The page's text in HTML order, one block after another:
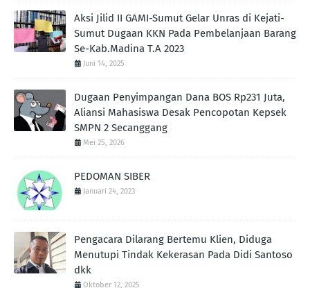
Aksi Jilid II GAMI-Sumut Gelar Unras di Kejati-
Sumut Dugaan KKN Pada Pembelanjaan Barang
Se-Kab.Madina T.A 2023
Juni 14, 2025
Dugaan Penyimpangan Dana BOS Rp231 Juta,
Aliansi Mahasiswa Desak Pencopotan Kepsek
SMPN 2 Secanggang
Mei 25, 2026
PEDOMAN SIBER
Januari 24, 2023
Pengacara Dilarang Bertemu Klien, Diduga
Menutupi Tindak Kekerasan Pada Didi Santoso
dkk
Oktober 12, 2025